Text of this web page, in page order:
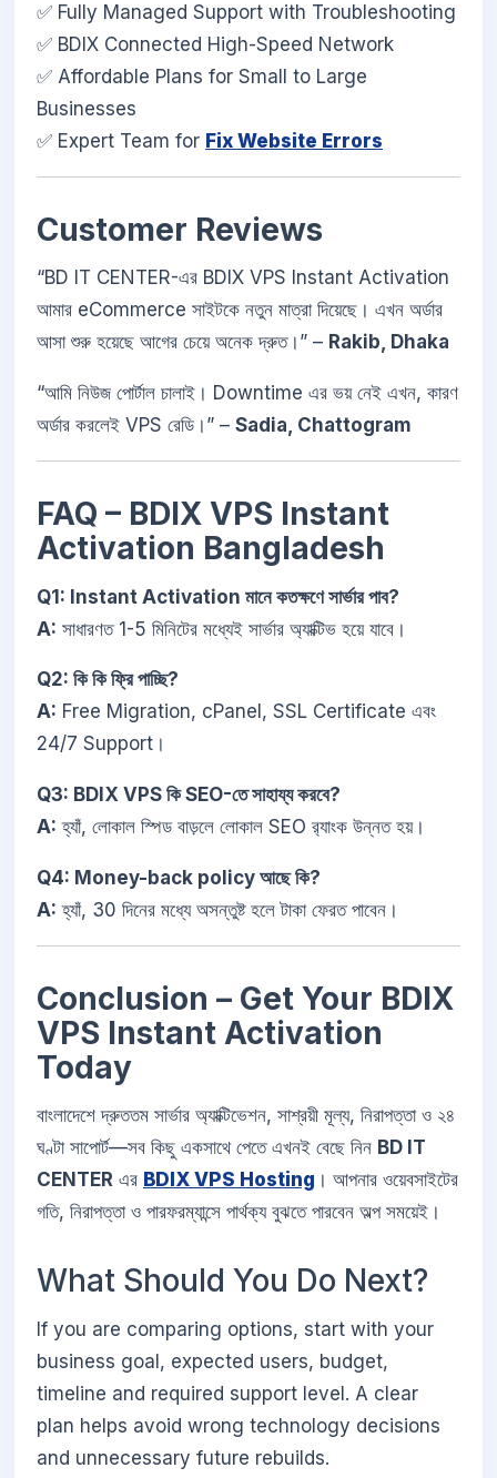
✅ Fully Managed Support with Troubleshooting
✅ BDIX Connected High-Speed Network
✅ Affordable Plans for Small to Large
Businesses
✅ Expert Team for Fix Website Errors
Customer Reviews
“BD IT CENTER-এর BDIX VPS Instant Activation
আমার eCommerce সাইটকে নতুন মাত্রা দিয়েছে। এখন অর্ডার
আসা শুরু হয়েছে আগের চেয়ে অনেক দ্রুত।” – Rakib, Dhaka
“আমি নিউজ পোর্টাল চালাই। Downtime এর ভয় নেই এখন, কারণ
অর্ডার করলেই VPS রেডি।” – Sadia, Chattogram
FAQ – BDIX VPS Instant
Activation Bangladesh
Q1: Instant Activation মানে কতক্ষণে সার্ভার পাব?
A: সাধারণত 1-5 মিনিটের মধ্যেই সার্ভার অ্যাক্টিভ হয়ে যাবে।
Q2: কি কি ফ্রি পাচ্ছি?
A: Free Migration, cPanel, SSL Certificate এবং
24/7 Support।
Q3: BDIX VPS কি SEO-তে সাহায্য করবে?
A: হ্যাঁ, লোকাল স্পিড বাড়লে লোকাল SEO র‍্যাংক উন্নত হয়।
Q4: Money-back policy আছে কি?
A: হ্যাঁ, 30 দিনের মধ্যে অসন্তুষ্ট হলে টাকা ফেরত পাবেন।
Conclusion – Get Your BDIX
VPS Instant Activation
Today
বাংলাদেশে দ্রুততম সার্ভার অ্যাক্টিভেশন, সাশ্রয়ী মূল্য, নিরাপত্তা ও ২৪
ঘণ্টা সাপোর্ট—সব কিছু একসাথে পেতে এখনই বেছে নিন BD IT
CENTER এর BDIX VPS Hosting । আপনার ওয়েবসাইটের
গতি, নিরাপত্তা ও পারফরম্যান্সে পার্থক্য বুঝতে পারবেন অল্প সময়েই।
What Should You Do Next?
If you are comparing options, start with your
business goal, expected users, budget,
timeline and required support level. A clear
plan helps avoid wrong technology decisions
and unnecessary future rebuilds.